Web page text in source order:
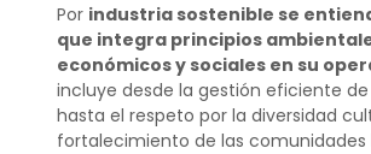
Por industria sostenible se
que integra principios
económicos y sociales en su
incluye desde la gestión eficiente de
hasta el respeto por la diversidad
fortalecimiento de las comunidades